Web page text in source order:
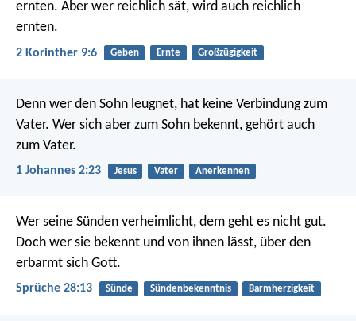
ernten. Aber wer reichlich sät, wird auch reichlich
ernten.
2 Korinther 9:6 Geben Ernte Großzügigkeit
Denn wer den Sohn leugnet, hat keine Verbindung zum
Vater. Wer sich aber zum Sohn bekennt, gehört auch
zum Vater.
1 Johannes 2:23 Jesus Vater Anerkennen
Wer seine Sünden verheimlicht, dem geht es nicht gut.
Doch wer sie bekennt und von ihnen lässt, über den
erbarmt sich Gott.
Sprüche 28:13 Sünde Sündenbekenntnis Barmherzigkeit